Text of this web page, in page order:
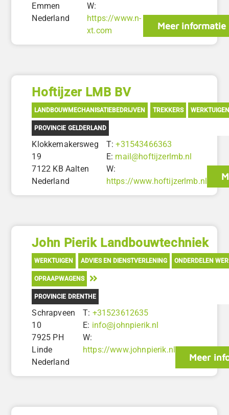
Emmen
Nederland
W:
https://www.n-
xt.com
Meer informatie
Hoftijzer LMB BV
LANDBOUWMECHANISATIEBEDRIJVEN TREKKERS WERKTUIGEN
PROVINCIE GELDERLAND
Klokkemakersweg
19
7122 KB Aalten
Nederland
T:+31543466363
E: mail@hoftijzerlmb.nl
W:
https://www.hoftijzerlmb.nl
John Pierik Landbouwtechniek
WERKTUIGEN ADVIES EN DIENSTVERLENING ONDERDELEN
OPRAAPWAGENS
PROVINCIE DRENTHE
Schrapveen
10
7925 PH
Linde
Nederland
T: +31523612635
E: info@johnpierik.nl
W:
https://www.johnpierik.nl
Meer